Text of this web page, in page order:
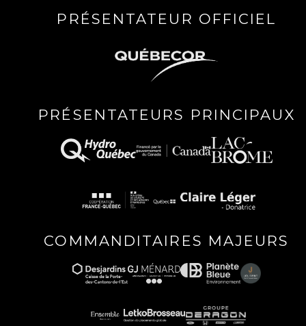
PRÉSENTATEUR OFFICIEL
PRÉSENTATEURS PRINCIPAUX
COMMANDITAIRES MAJEURS